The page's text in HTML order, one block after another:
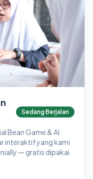
Sedang Berjalan
Bean Game & AI
interaktif yang kami
— gratis dipakai